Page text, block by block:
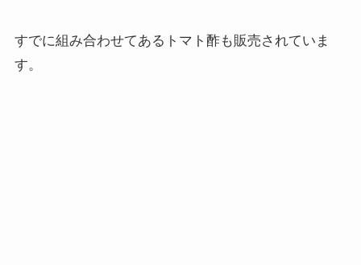
すでに組み合わせてあるトマト酢も販売されていま
す。